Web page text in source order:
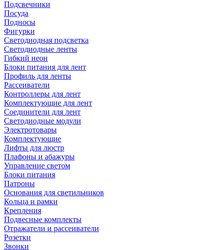
Подсвечники
Посуда
Подносы
Фигурки
Светодиодная подсветка
Светодиодные ленты
Гибкий неон
Блоки питания для лент
Профиль для ленты
Рассеиватели
Контроллеры для лент
Комплектующие для лент
Соединители для лент
Светодиодные модули
Электротовары
Комплектующие
Лифты для люстр
Плафоны и абажуры
Управление светом
Блоки питания
Патроны
Основания для светильников
Кольца и рамки
Крепления
Подвесные комплекты
Отражатели и рассеиватели
Розетки
Звонки